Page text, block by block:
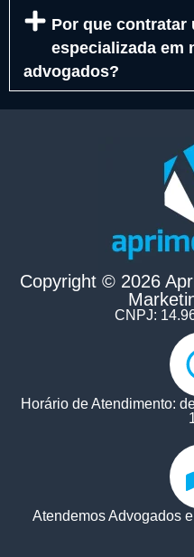
Por que contratar
especializada em
advogados?
Copyright © 2026
CNPJ:
Horário de Atendimento:
Atendemos Advogados